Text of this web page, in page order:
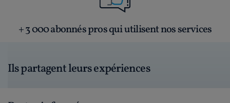
+ 3 000 abonnés pros qui utilisent nos services
Ils partagent leurs expériences